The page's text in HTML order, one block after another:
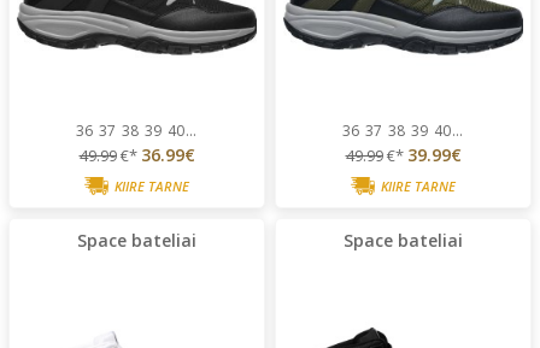
36 37 38 39 40...
49.99€* 36.99€
KIIRE TARNE
36 37 38 39 40...
49.99€* 39.99€
KIIRE TARNE
Space bateliai Space bateliai